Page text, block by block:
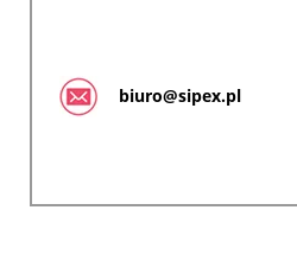
biuro@sipex.pl